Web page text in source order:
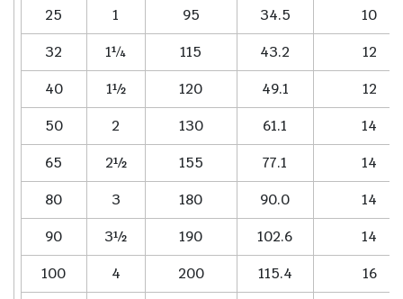
25
1 95 34.5
10
32
1¼ 115 43.2
12
40
1½ 120 49.1
12
50
2 130 61.1
14
65
2½ 155 77.1
14
80
3 180 90.0
14
90
3½ 190 102.6
14
100
4 200 115.4
16